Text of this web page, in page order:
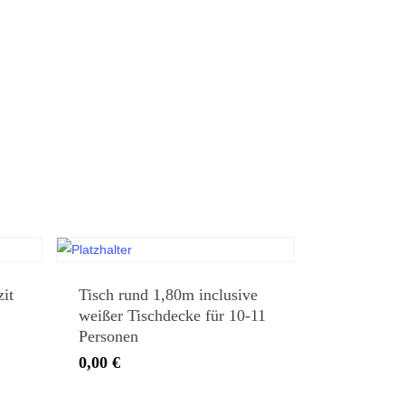
Tisch rund 1,80m inclusive
weißer Tischdecke für 10-11
Personen
0,00€